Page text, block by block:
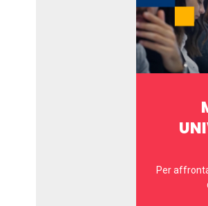
Per